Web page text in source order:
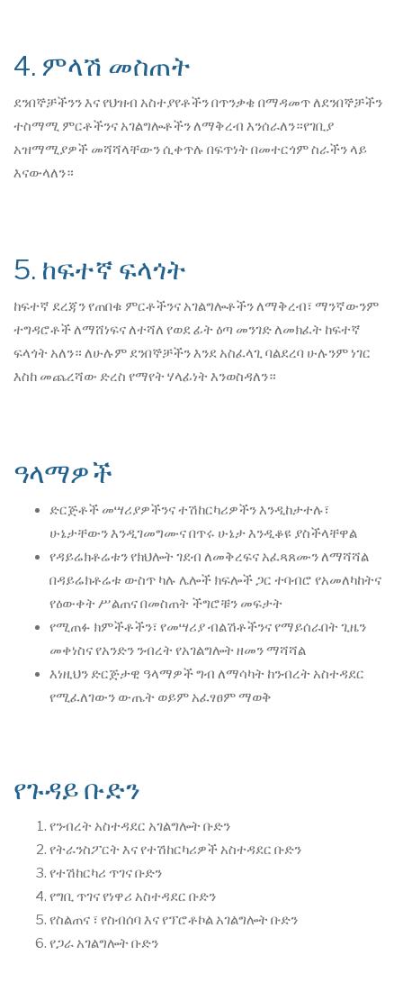
4. ምላሽ መስጠት
ደንበኞቻችንን እና የህዝብ አስተያየቶችን በጥንቃቄ በማዳመጥ ለደንበኞቻችን
ተስማሚ ምርቶችንና አገልግሎቶችን ለማቅረብ እንሰራለን።የገቢያ
አዝማሚያዎች መሻሻላቸውን ሲቀጥሉ በፍጥነት በመተርጎም ስራችን ላይ
እናውላለን።
5. ከፍተኛ ፍላጎት
ከፍተኛ ደረጃን የጠበቁ ምርቶችንና አገልግሎቶችን ለማቅረብ፣ ማንኛውንም
ተግዳሮቶች ለማሸነፍና ለተሻለ የወደ ፊት ዕጣ መንገድ ለመክፈት ከፍተኛ
ፍላጎት አለን። ለሁሉም ደንበኞቻችን እንደ አስፈላጊ ባልደረባ ሁሉንም ነገር
እስከ መጨረሻው ድረስ የማየት ሃላፊነት እንወስዳለን።
ዓላማዎች
ድርጅቶች መሣሪያዎችንና ተሽከርካሪዎችን እንዲከታተሉ፣
ሁኔታቸውን እንዲገመግሙና በጥሩ ሁኔታ እንዲቆዩ ያስችላቸዋል
የዳይሬክቶሬቱን የክህሎት ገደብ ለመቅረፍና አፈጻጸሙን ለማሻሻል
በዳይሬክቶሬቱ ውስጥ ካሉ ሌሎች ክፍሎች ጋር ተባብሮ የአመለካከትና
የዕውቀት ሥልጠና በመስጠት ችግሮቹን መፍታት
የሚጠፉ ክምችቶችን፣ የመሣሪያ ብልሽቶችንና የማይሰራበት ጊዜን
መቀነስና የአንድን ንብረት የአገልግሎት ዘመን ማሻሻል
እነዚህን ድርጅታዊ ዓላማዎች ግብ ለማሳካት ከንብረት አስተዳደር
የሚፈለገውን ውጤት ወይም አፈፃፀም ማወቅ
የጉዳይ ቡድን
የንብረት አስተዳደር አገልግሎት ቡድን
የትራንስፖርት እና የተሽከርካሪዎች አስተዳደር ቡድን
የተሽከርካሪ ጥገና ቡድን
የግቢ ጥገና የነዋሪ አስተዳደር ቡድን
የስልጠና ፣ የስብሰባ እና የፕሮቶኮል አገልግሎት ቡድን
የጋራ አገልግሎት ቡድን